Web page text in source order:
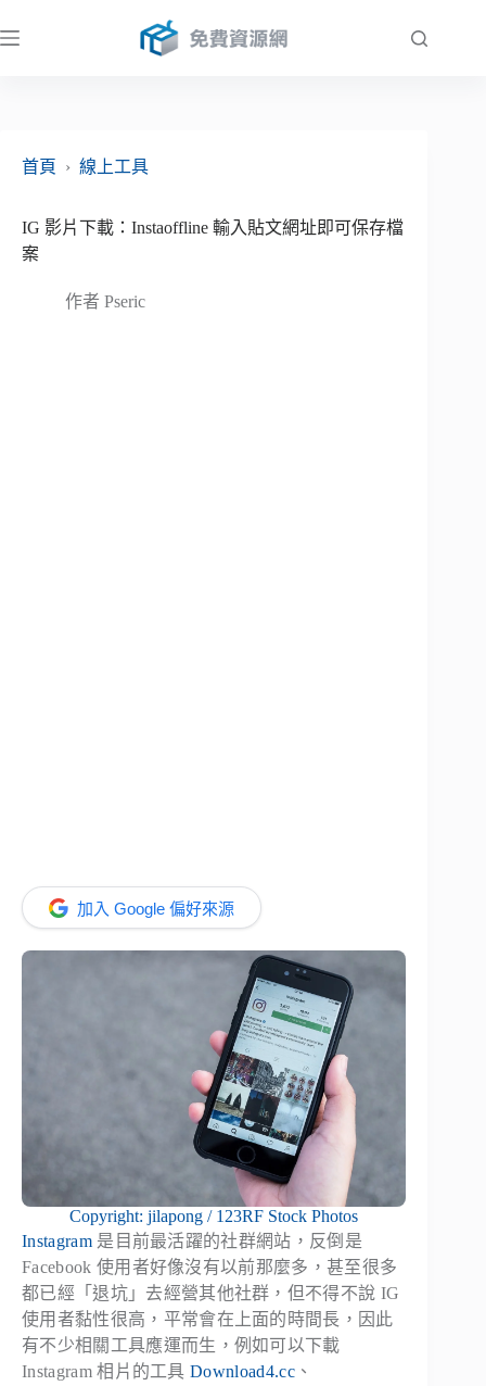
至
首頁
› 線上工具
IG 影片下載：Instaoffline 輸入貼文網址即可保存檔
案
作者 Pseric
加入 Google 偏好來源
Copyright: jilapong / 123RF Stock Photos
Instagram是目前最活躍的社群網站，反倒是
Facebook 使用者好像沒有以前那麼多，甚至很多
都已經「退坑」去經營其他社群，但不得不說 IG
使用者黏性很高，平常會在上面的時間長，因此
有不少相關工具應運而生，例如可以下載
Instagram 相片的工具Download4.cc、